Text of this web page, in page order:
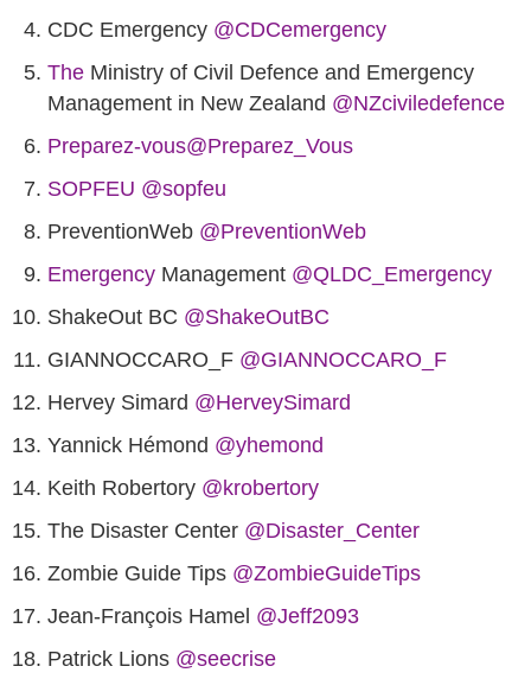
CDC Emergency @CDCemergency
The Ministry of Civil Defence and Emergency
Management in New Zealand @NZciviledefence
@Preparez_Vous
SOPFEU @sopfeu
PreventionWeb @PreventionWeb
Emergency Management @QLDC_Emergency
@ShakeOutBC
@GIANNOCCARO_F
Hervey Simard @HerveySimard
Yannick Hémond @yhemond
@krobertory
@Disaster_Center
@ZombieGuideTips
Jean-François Hamel @Jeff2093
Patrick Lions @seecrise